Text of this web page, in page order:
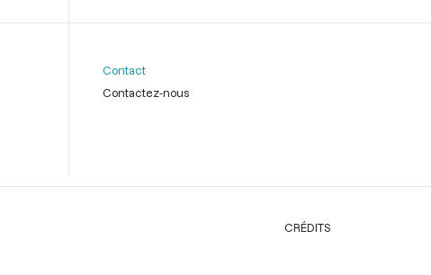
Contact
Contactez-nous
CRÉDITS